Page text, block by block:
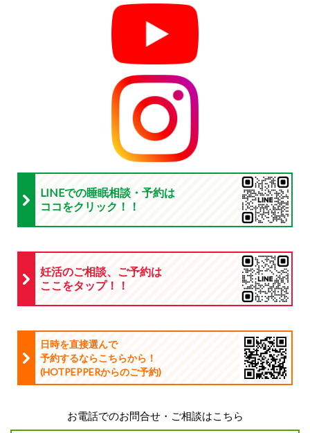
LINEでの睡眠相談・予約は
ココをクリック！！
妊活のご相談、ご予約は
ここをタップ！！
日時を直接選んで
予約するならこちらから！
(HOTPEPPERからのご予約)
お電話でのお問合せ・ご相談はこちら